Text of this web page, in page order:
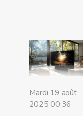
Mardi 19 août
2025 00:36